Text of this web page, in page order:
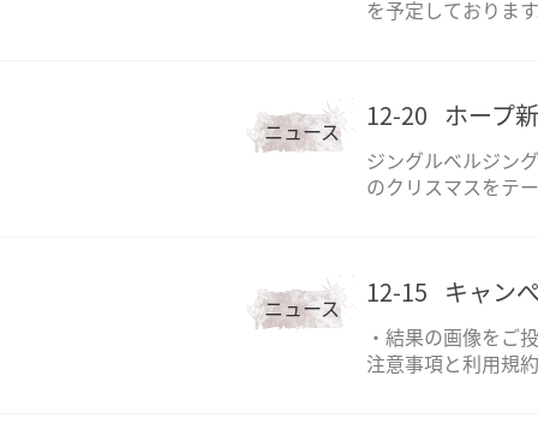
を予定しておりま
ニュース
12-20 ホープ
ジングルベルジン
のクリスマスをテ
ニュース
12-15 キャン
・結果の画像をご
注意事項と利用規